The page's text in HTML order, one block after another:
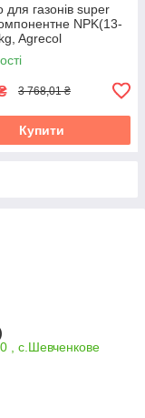
для газонів super
NPK(13-
Agrecol
3 768,01 ₴
Купити
, с.Шевченкове